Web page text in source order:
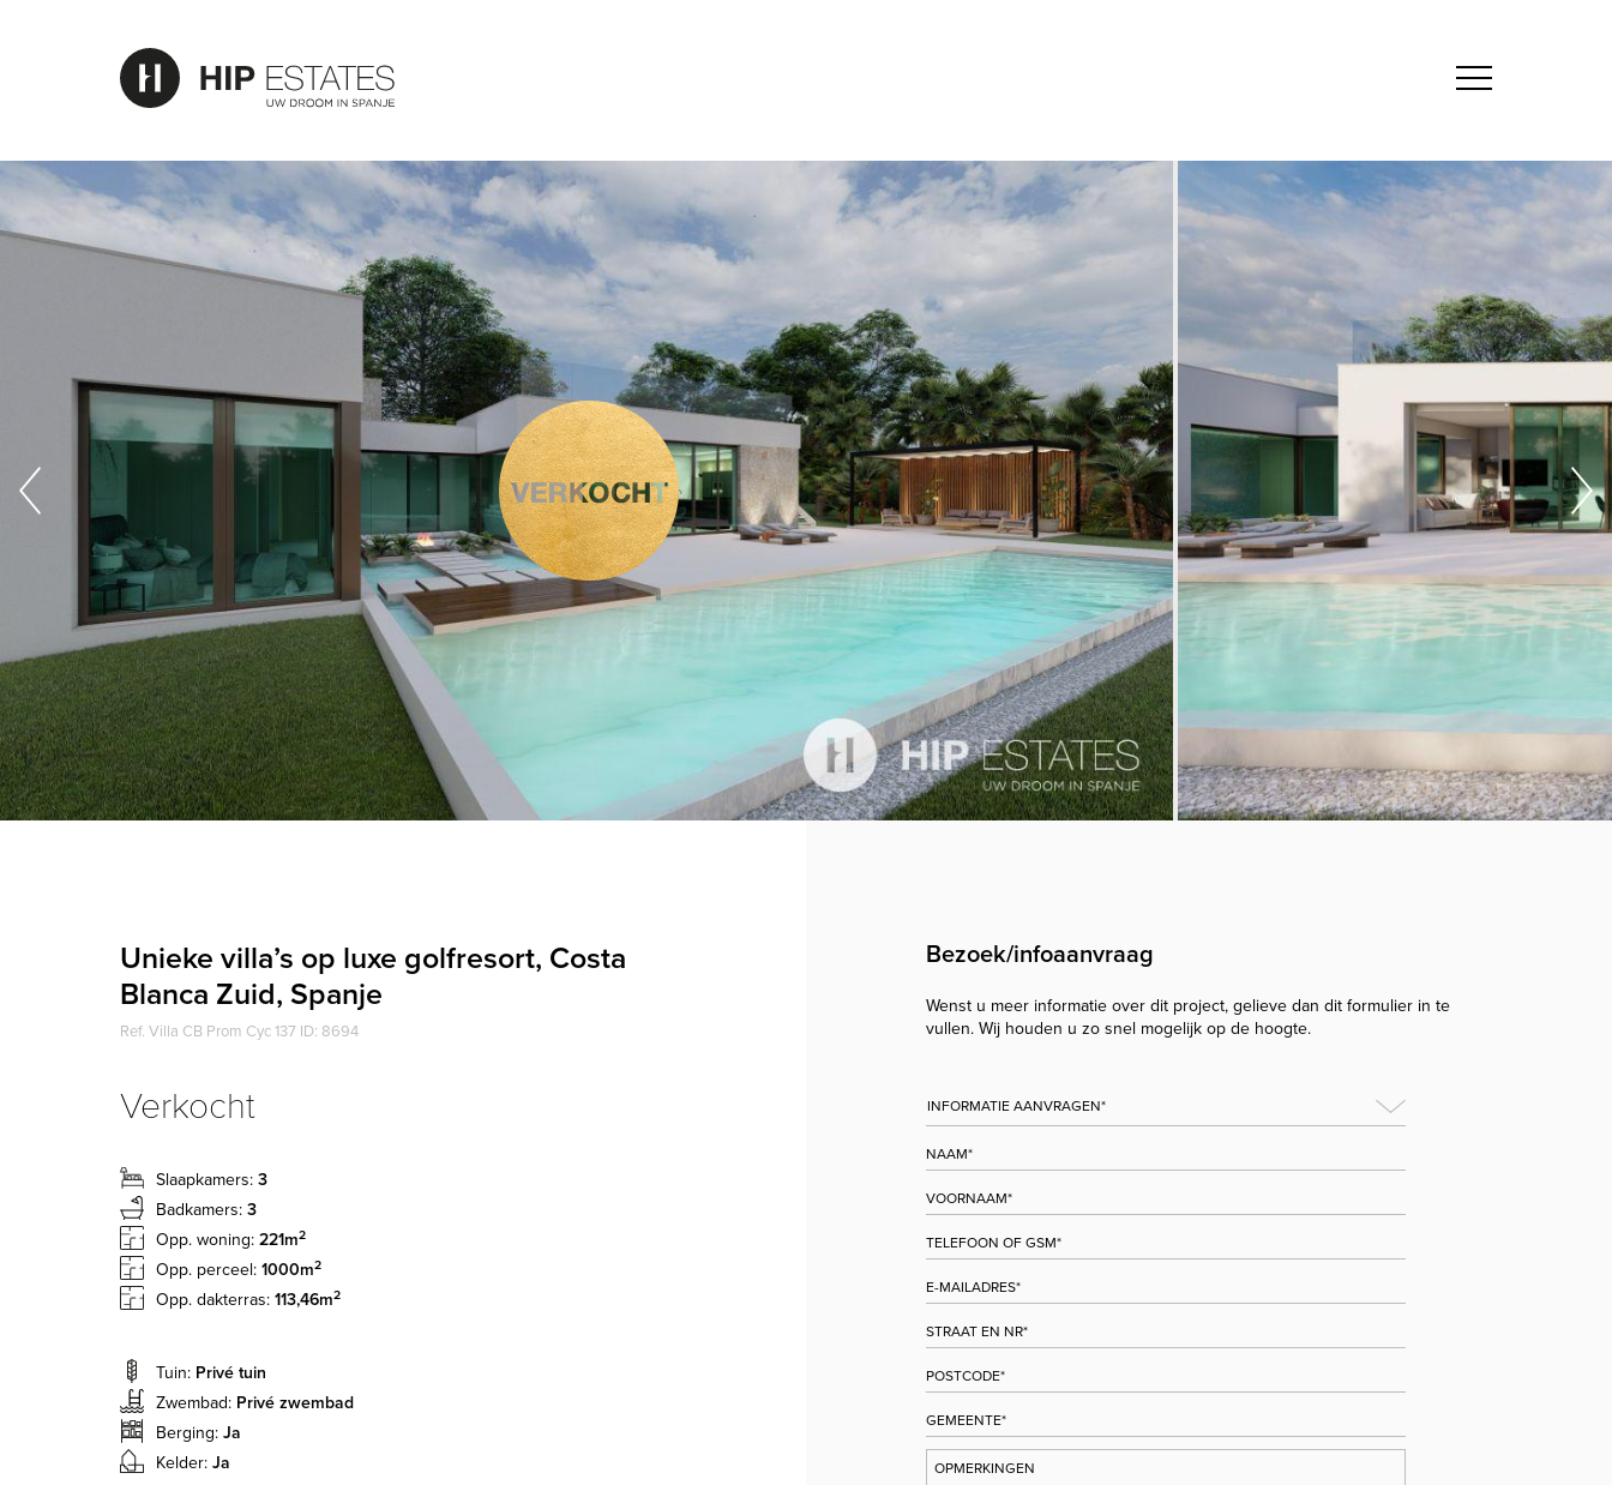
Unieke villa’s op luxe golfresort, Costa
Blanca Zuid, Spanje
Ref. Villa CB Prom Cyc 137 ID: 8694
Verkocht
Slaapkamers: 3
Badkamers: 3
Opp. woning: 221m2
Opp. perceel: 1000m2
Opp. dakterras: 113,46m2
Tuin: Privé tuin
Zwembad: Privé zwembad
Berging: Ja
Kelder: Ja
Bezoek/infoaanvraag
Wenst u meer informatie over dit project, gelieve dan dit formulier in te
vullen. Wij houden u zo snel mogelijk op de hoogte.